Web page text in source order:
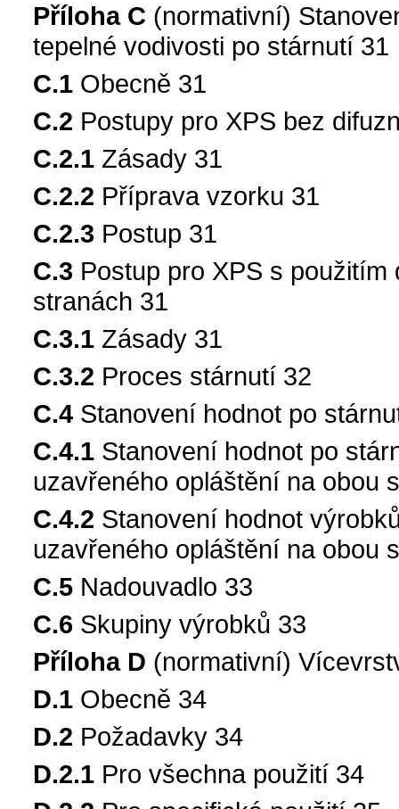
Příloha C (normativní)
tepelné vodivosti po stárnutí 31
C.1 Obecně 31
C.2 Postupy pro XPS bez
C.2.1 Zásady 31
C.2.2 Příprava vzorku 31
C.2.3 Postup 31
C.3 Postup pro XPS s
stranách 31
C.3.1 Zásady 31
C.3.2 Proces stárnutí 32
C.4 Stanovení hodnot po
C.4.1 Stanovení hodnot po
uzavřeného opláštění na obou
C.4.2 Stanovení hodnot
uzavřeného opláštění na obou
C.5 Nadouvadlo 33
C.6 Skupiny výrobků 33
Příloha D (normativní)
D.1 Obecně 34
D.2 Požadavky 34
D.2.1 Pro všechna použití 34